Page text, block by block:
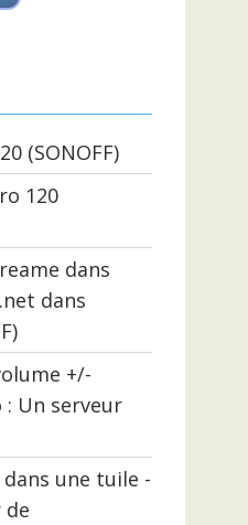
(SONOFF)
120
dans
dans
+/-
: Un serveur
dans une tuile -
de